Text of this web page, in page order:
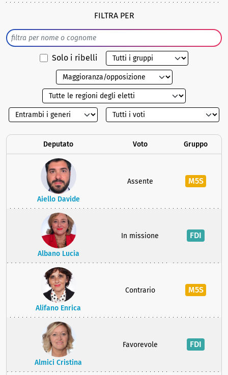
FILTRA PER
Solo i ribelli
Deputato Voto Gruppo
Aiello Davide
Assente M5S
Albano Lucia
In missione FDI
Alifano Enrica
Contrario M5S
Almici Cristina
Favorevole FDI